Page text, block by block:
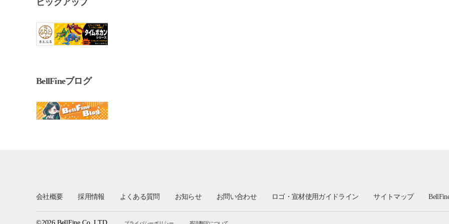
BellFineブログ
会社概要 採用情報 よくある質問 お知らせ お問い合わせ ロゴ・宣材使用ガイドライン サイトマップ